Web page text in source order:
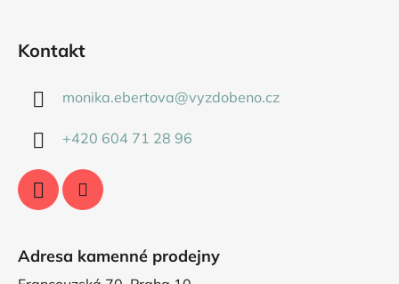
Kontakt
monika.ebertova@vyzdobeno.cz
+420 604 71 28 96
Adresa kamenné prodejny